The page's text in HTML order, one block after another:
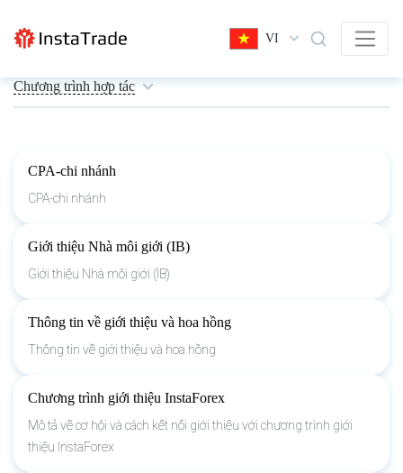
VI
Chương trình hợp tác
CPA-chi nhánh
CPA-chi nhánh
Giới thiệu Nhà môi giới (IB)
Giới thiệu Nhà môi giới (IB)
Thông tin về giới thiệu và hoa hồng
Thông tin về giới thiệu và hoa hồng
Chương trình giới thiệu InstaForex
Mô tả về cơ hội và cách kết nối giới thiệu với chương trình giới
thiệu InstaForex